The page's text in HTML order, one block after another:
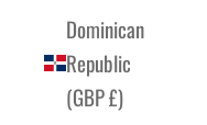
Dominican
Republic
(GBP £)